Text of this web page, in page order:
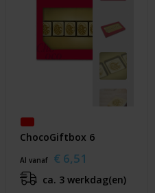
ChocoGiftbox 6
Al vanaf € 6,51
ca. 3 werkdag(en)